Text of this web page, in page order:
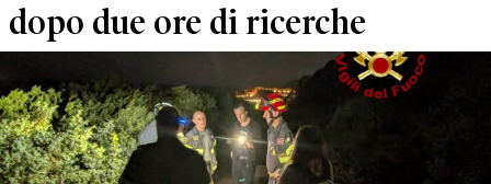
dopo due ore di ricerche